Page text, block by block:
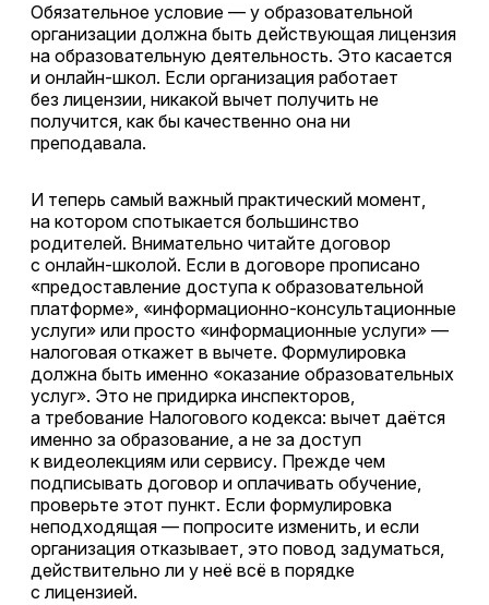
Обязательное условие — у образовательной
организации должна быть действующая лицензия
на образовательную деятельность. Это касается
и онлайн-школ. Если организация работает
без лицензии, никакой вычет получить не
получится, как бы качественно она ни
преподавала.
И теперь самый важный практический момент,
на котором спотыкается большинство
родителей. Внимательно читайте договор
с онлайн-школой. Если в договоре прописано
«предоставление доступа к образовательной
платформе», «информационно-консультационные
услуги» или просто «информационные услуги» —
налоговая откажет в вычете. Формулировка
должна быть именно «оказание образовательных
услуг». Это не придирка инспекторов,
а требование Налогового кодекса: вычет даётся
именно за образование, а не за доступ
к видеолекциям или сервису. Прежде чем
подписывать договор и оплачивать обучение,
проверьте этот пункт. Если формулировка
неподходящая — попросите изменить, и если
организация отказывает, это повод задуматься,
действительно ли у неё всё в порядке
с лицензией.